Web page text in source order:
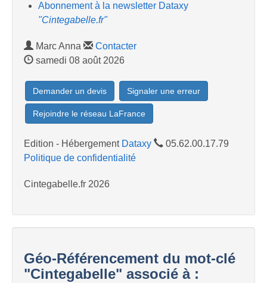
Abonnement à la newsletter Dataxy
"Cintegabelle.fr"
Marc Anna
Contacter
samedi 08 août 2026
Demander un devis Signaler une erreur
Rejoindre le réseau LaFrance
Edition - Hébergement Dataxy
05.62.00.17.79
Politique de confidentialité
Cintegabelle.fr 2026
Géo-Référencement du mot-clé
"Cintegabelle" associé à :